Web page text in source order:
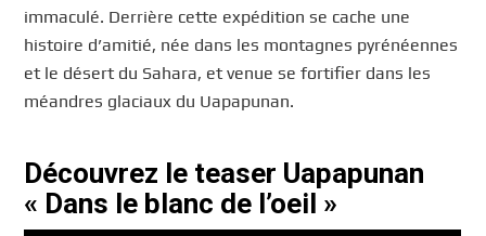
immaculé. Derrière cette expédition se cache une
histoire d’amitié, née dans les montagnes pyrénéennes
et le désert du Sahara, et venue se fortifier dans les
méandres glaciaux du Uapapunan.
Découvrez le teaser Uapapunan
« Dans le blanc de l’oeil »